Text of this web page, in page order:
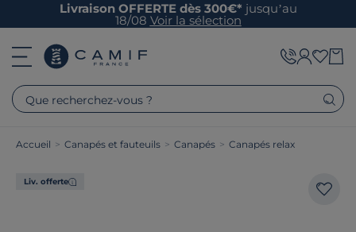
Livraison OFFERTE dès 300€* jusqu’au
18/08 Voir la sélection
Que recherchez-vous ?
Accueil > Canapés et fauteuils > Canapés > Canapés relax
Liv. offerte